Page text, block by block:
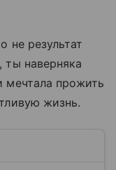
не результат
наверняка
мечтала прожить
жизнь.